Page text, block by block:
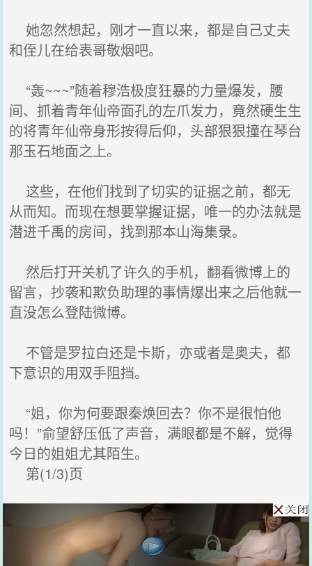
她忽然想起，刚才一直以来，都是自己丈夫
和侄儿在给表哥敬烟吧。
“轰~~~”随着穆浩极度狂暴的力量爆发，腰
间、抓着青年仙帝面孔的左爪发力，竟然硬生生
的将青年仙帝身形按得后仰，头部狠狠撞在琴台
那玉石地面之上。
这些，在他们找到了切实的证据之前，都无
从而知。而现在想要掌握证据，唯一的办法就是
潜进千禹的房间，找到那本山海集录。
然后打开关机了许久的手机，翻看微博上的
留言，抄袭和欺负助理的事情爆出来之后他就一
直没怎么登陆微博。
不管是罗拉白还是卡斯，亦或者是奥夫，都
下意识的用双手阻挡。
“姐，你为何要跟秦焕回去？你不是很怕他
吗！”俞望舒压低了声音，满眼都是不解，觉得
今日的姐姐尤其陌生。
第(1/3)页